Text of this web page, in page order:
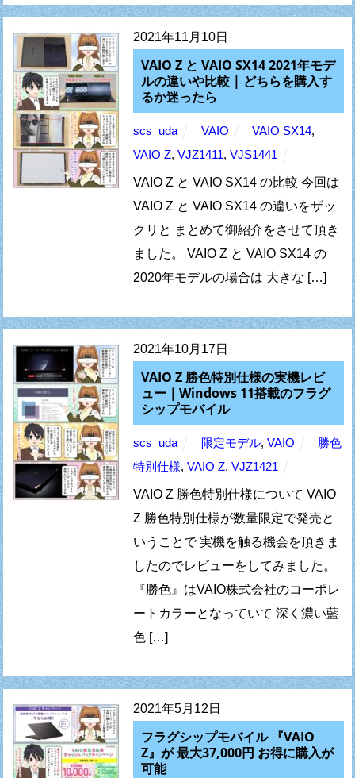
2021年11月10日
VAIO Z と VAIO SX14 2021年モデ
ルの違いや比較 | どちらを購入す
るか迷ったら
scs_uda VAIO VAIO SX14,
VAIO Z,VJZ1411,VJS1441
VAIO Z と VAIO SX14 の比較 今回は
VAIO Z と VAIO SX14 の違いをザッ
クリと まとめて御紹介をさせて頂き
ました。 VAIO Z と VAIO SX14 の
2020年モデルの場合は 大きな […]
2021年10月17日
VAIO Z 勝色特別仕様の実機レビ
ュー｜Windows 11搭載のフラグ
シップモバイル
scs_uda 限定モデル, VAIO
勝色
特別仕様,VAIO Z,VJZ1421
VAIO Z 勝色特別仕様について VAIO
Z 勝色特別仕様が数量限定で発売と
いうことで 実機を触る機会を頂きま
したのでレビューをしてみました。
『勝色』はVAIO株式会社のコーポレ
ートカラーとなっていて 深く濃い藍
色 […]
2021年5月12日
フラグシップモバイル 『VAIO
Z』が 最大37,000円 お得に購入が
可能